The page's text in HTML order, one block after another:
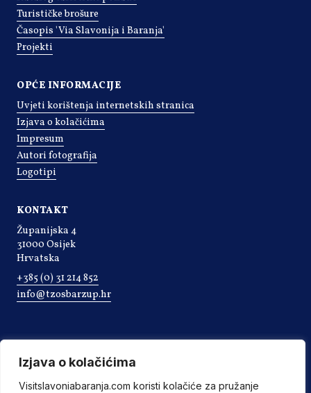
Izjava o kolačićima
Visitslavoniabaranja.com koristi kolačiće za pružanje
Turističke brošure
Časopis 'Via Slavonija i Baranja'
Projekti
OPĆE INFORMACIJE
Uvjeti korištenja internetskih stranica
Izjava o kolačićima
Impresum
Autori fotografija
Logotipi
KONTAKT
Županijska 4
31000 Osijek
Hrvatska
+385 (0) 31 214 852
info@tzosbarzup.hr